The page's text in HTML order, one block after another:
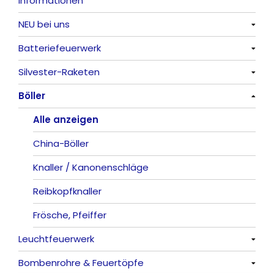
NEU bei uns
Alle anzeigen
Batteriefeuerwerk
Alle anzeigen
Silvester-Raketen
Alle anzeigen
Böller
Alle anzeigen
China-Böller
Knaller / Kanonenschläge
Reibkopfknaller
Frösche, Pfeiffer
Leuchtfeuerwerk
Alle anzeigen
Bombenrohre & Feuertöpfe